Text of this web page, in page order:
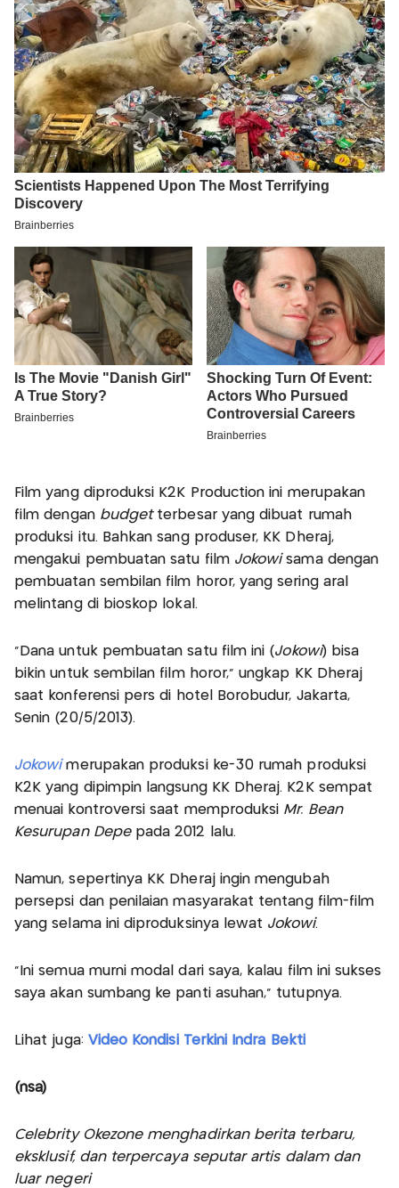
Film yang diproduksi K2K Production ini merupakan
film dengan budget terbesar yang dibuat rumah
produksi itu. Bahkan sang produser, KK Dheraj,
mengakui pembuatan satu filmJokowisama dengan
pembuatan sembilan film horor, yang sering aral
melintang di bioskop lokal.
"Dana untuk pembuatan satu film ini (Jokowi) bisa
bikin untuk sembilan film horor," ungkap KK Dheraj
saat konferensi pers di hotel Borobudur, Jakarta,
Senin (20/5/2013).
Jokowi merupakan produksi ke-30 rumah produksi
K2K yang dipimpin langsung KK Dheraj. K2K sempat
menuai kontroversi saat memproduksi Mr. Bean
Kesurupan Depepada 2012 lalu.
Namun, sepertinya KK Dheraj ingin mengubah
persepsi dan penilaian masyarakat tentang film-film
yang selama ini diproduksinya lewat Jokowi.
"Ini semua murni modal dari saya, kalau film ini sukses
saya akan sumbang ke panti asuhan," tutupnya.
Lihat juga: Video Kondisi Terkini Indra Bekti
(nsa)
Celebrity Okezone menghadirkan berita terbaru,
eksklusif, dan terpercaya seputar artis dalam dan
luar negeri